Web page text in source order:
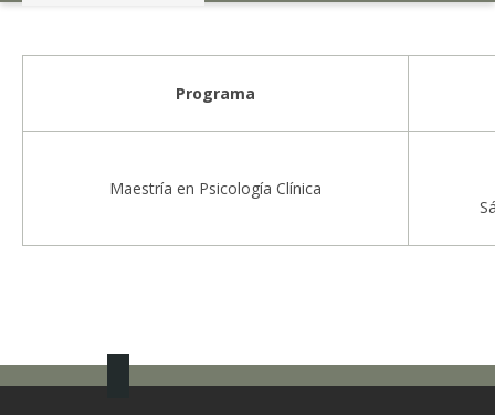
Programa
Maestría en Psicología Clínica